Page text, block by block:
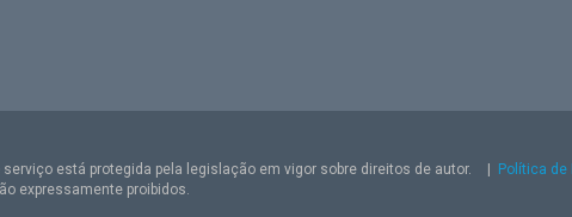
está protegida pela legislação em vigor sobre direitos de autor.
Política de
expressamente proibidos.